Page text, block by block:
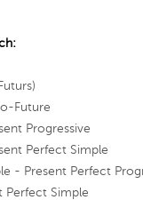
Future
Progressive
Perfect Simple
- Present Perfect
Perfect Simple